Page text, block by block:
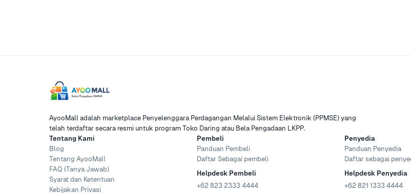
AyooMall adalah marketplace Penyelenggara Perdagangan Melalui Sistem Elektronik (PPMSE) yang
telah terdaftar secara resmi untuk program Toko Daring atau Bela Pengadaan LKPP.
Tentang Kami
Blog
Tentang AyooMall
FAQ (Tanya Jawab)
Syarat dan Ketentuan
Kebijakan Privasi
Pembeli
Panduan Pembeli
Daftar Sebagai pembeli
Helpdesk Pembeli
+62 823 2333 4444
Penyedia
Panduan Penyedia
Daftar sebagai
Helpdesk Penyedia
+62 821 1333 4444